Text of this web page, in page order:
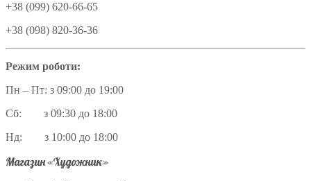
+38 (099) 620-66-65
+38 (098) 820-36-36
Режим роботи:
Пн – Пт: з 09:00 до 19:00
Сб: з 09:30 до 18:00
Нд: з 10:00 до 18:00
Магазин «Художник»